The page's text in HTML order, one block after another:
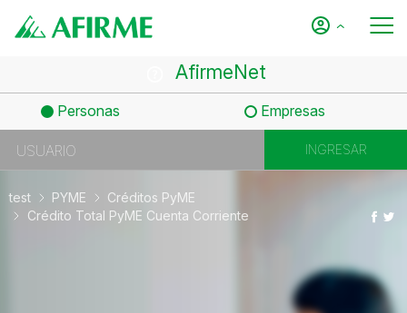
AfirmeNet
Personas Empresas
test PYME
Créditos PyME
Crédito Total PyME Cuenta Corriente